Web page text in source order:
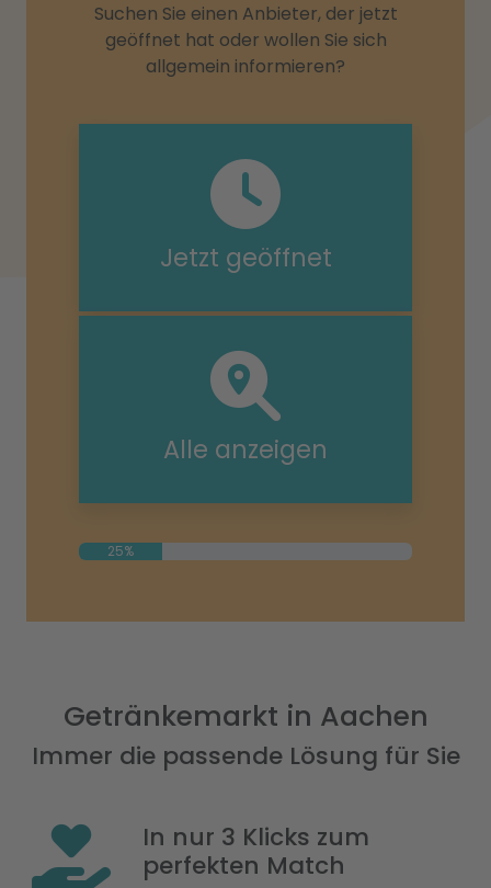
Suchen Sie einen Anbieter, der jetzt
geöffnet hat oder wollen Sie sich
allgemein informieren?
Jetzt geöffnet
Alle anzeigen
25%
Getränkemarkt in Aachen
Immer die passende Lösung für Sie
In nur 3 Klicks zum
perfekten Match